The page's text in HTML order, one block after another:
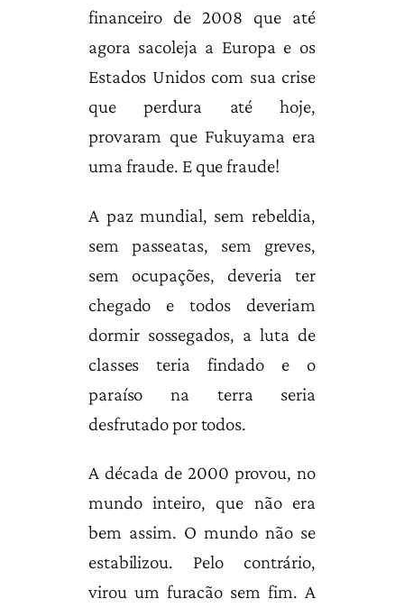
financeiro de 2008 que até
agora sacoleja a Europa e os
Estados Unidos com sua crise
que perdura até hoje,
provaram que Fukuyama era
uma fraude. E que fraude!
A paz mundial, sem rebeldia,
sem passeatas, sem greves,
sem ocupações, deveria ter
chegado e todos deveriam
dormir sossegados, a luta de
classes teria findado e o
paraíso na terra seria
desfrutado por todos.
A década de 2000 provou, no
mundo inteiro, que não era
bem assim. O mundo não se
estabilizou. Pelo contrário,
virou um furacão sem fim. A